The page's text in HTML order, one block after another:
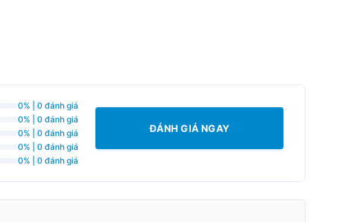
0% | 0 đánh giá
0% | 0 đánh giá
0% | 0 đánh giá
0% | 0 đánh giá
0% | 0 đánh giá
ĐÁNH GIÁ NGAY